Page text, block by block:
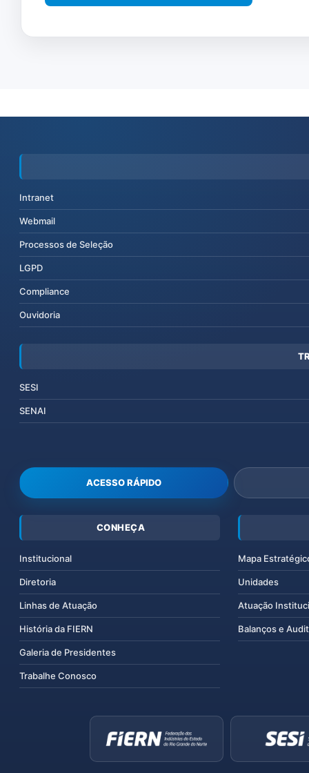
Intranet
Webmail
Processos de Seleção
LGPD
Compliance
Ouvidoria
SESI
SENAI
ACESSO RÁPIDO
CONHEÇA
Institucional
Diretoria
Linhas de Atuação
História da FIERN
Galeria de Presidentes
Trabalhe Conosco
Mapa
Unidades
Atuação
Balanços e